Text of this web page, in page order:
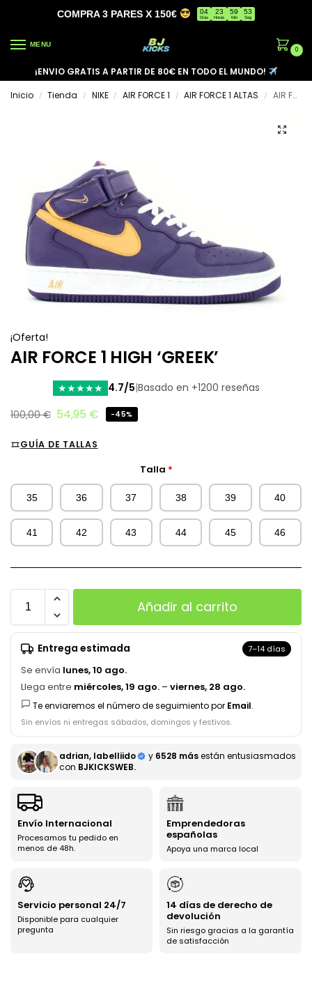
COMPRA 3 PARES X 150€ 04
Días
23
Horas
59
Min
53
Seg
MENU
0
¡ENVIO GRATIS A PARTIR DE 80€ EN TODO EL MUNDO!
Inicio
/ Tienda / NIKE / AIR FORCE 1 / AIR FORCE 1 ALTAS / AIR FORCE 1 HIGH ‘GREEK’
¡Oferta!
AIR FORCE 1 HIGH ‘GREEK’
★★★★★ 4.7/5|Basado en +1200 reseñas
100,00€ 54,95 € -45%
GUÍA DE TALLAS
Talla *
35 36 37 38 39 40
41 42 43 44 45 46
Añadir al carrito
Entrega estimada 7–14 días
Se envía lunes, 10 ago.
Llega entre miércoles, 19 ago. – viernes, 28 ago.
Te enviaremos el número de seguimiento por Email.
Sin envíos ni entregas sábados, domingos y festivos.
adrian, labelliido y 6528 másestán entusiasmados
con BJKICKSWEB.
Envío Internacional
Procesamos tu pedido en
menos de 48h.
Emprendedoras
españolas
Apoya una marca local
Servicio personal 24/7
Disponible para cualquier
pregunta
14 días de derecho de
devolución
Sin riesgo gracias a la garantía
de satisfacción